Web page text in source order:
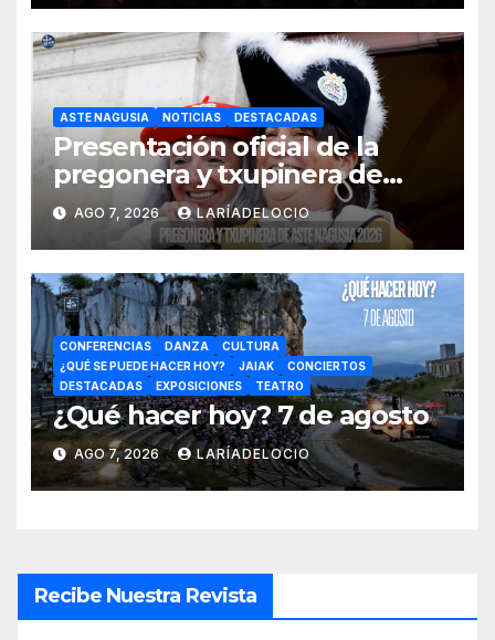
ASTE NAGUSIA NOTICIAS DESTACADAS
Presentación oficial de la
pregonera y txupinera de
Aste Nagusia 2026
AGO 7, 2026 LARÍADELOCIO
CONFERENCIAS DANZA
CULTURA
¿QUÉ SE PUEDE HACER HOY?
JAIAK
CONCIERTOS
DESTACADAS
EXPOSICIONES TEATRO
¿Qué hacer hoy? 7 de agosto
AGO 7, 2026 LARÍADELOCIO
Recibe Nuestra Revista